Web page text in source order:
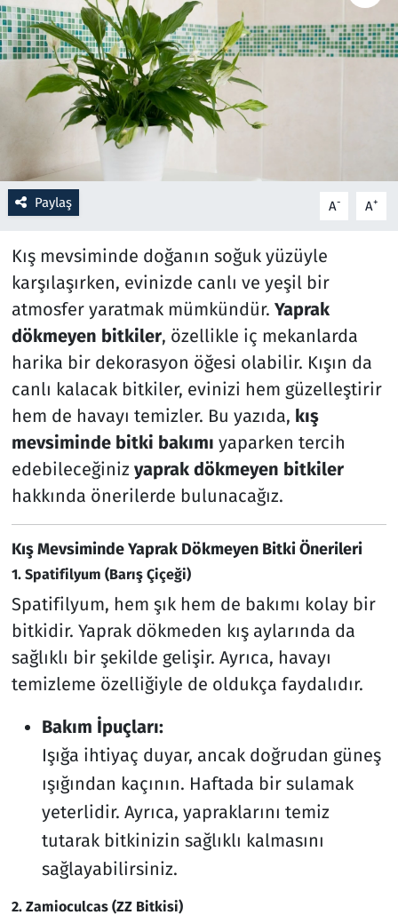
Paylaş A- A+
Kış mevsiminde doğanın soğuk yüzüyle
karşılaşırken, evinizde canlı ve yeşil bir
atmosfer yaratmak mümkündür. Yaprak
dökmeyen bitkiler, özellikle iç mekanlarda
harika bir dekorasyon öğesi olabilir. Kışın da
canlı kalacak bitkiler, evinizi hem güzelleştirir
hem de havayı temizler. Bu yazıda, kış
mevsiminde bitki bakımı yaparken tercih
edebileceğiniz yaprak dökmeyen bitkiler
hakkında önerilerde bulunacağız.
Kış Mevsiminde Yaprak Dökmeyen Bitki Önerileri
1. Spatifilyum (Barış Çiçeği)
Spatifilyum, hem şık hem de bakımı kolay bir
bitkidir. Yaprak dökmeden kış aylarında da
sağlıklı bir şekilde gelişir. Ayrıca, havayı
temizleme özelliğiyle de oldukça faydalıdır.
Bakım İpuçları:
Işığa ihtiyaç duyar, ancak doğrudan güneş
ışığından kaçının. Haftada bir sulamak
yeterlidir. Ayrıca, yapraklarını temiz
tutarak bitkinizin sağlıklı kalmasını
sağlayabilirsiniz.
2. Zamioculcas (ZZ Bitkisi)
Resmi İlanlar
Rüya Tabirleri
Sağlık
Savunma Sanayi
Seçim 2023
Teknoloji ve Bilim
Televizyon